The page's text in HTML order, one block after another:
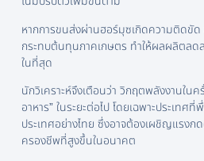
หากการขนส่งผ่านฮอร์มุซเกิดความติดขัด
กระทบต้นทุนภาคเกษตร ทำให้ผลผลิตลดล
ในที่สุด
นักวิเคราะห์จึงเตือนว่า วิกฤตพลังงานใน
อาหาร” ในระยะต่อไป โดยเฉพาะประเทศ
ประเทศอย่างไทย ซึ่งอาจต้องเผชิญแรง
ครองชีพที่สูงขึ้นในอนาคต